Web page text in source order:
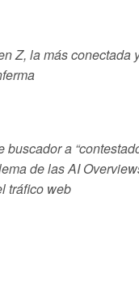
Z, la más conectada
buscador a
de las AI
tráfico web